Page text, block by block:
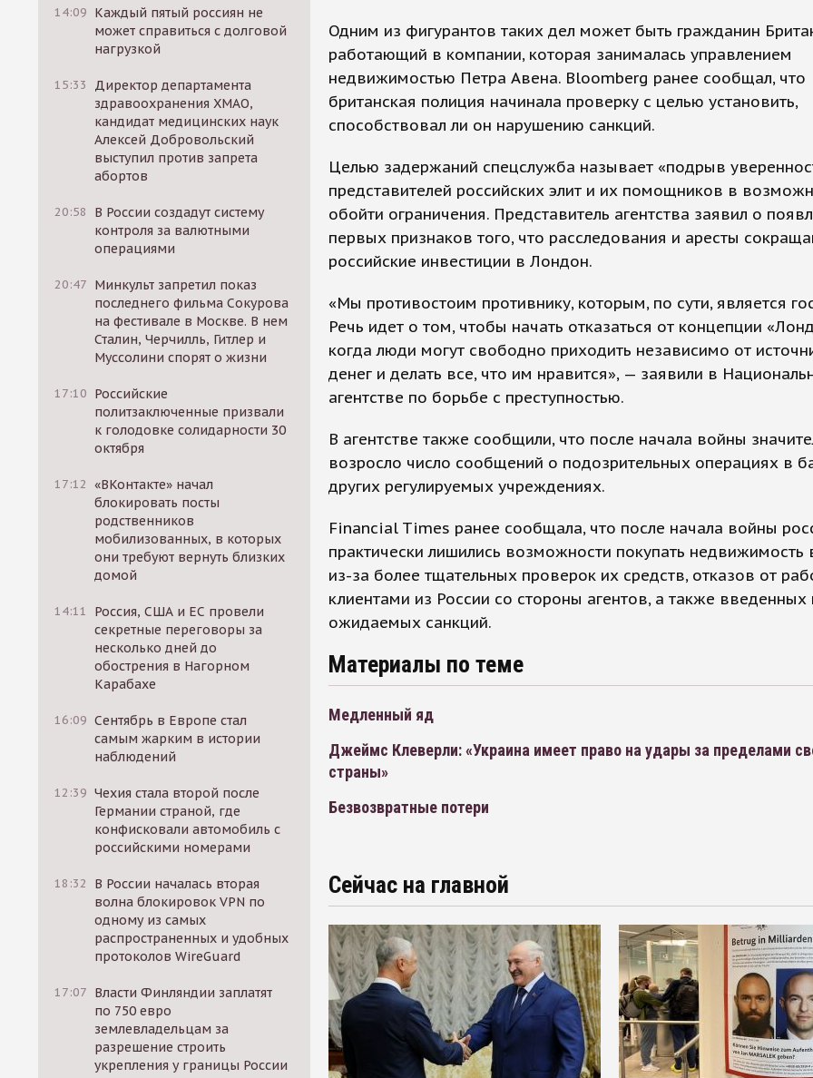
14:09 Каждый пятый россиян не
может справиться с долговой
нагрузкой
15:33
Директор департамента
здравоохранения ХМАО,
кандидат медицинских наук
Алексей Добровольский
выступил против запрета
абортов
20:58
В России создадут систему
контроля за валютными
операциями
20:47 Минкульт запретил показ
последнего фильма Сокурова
на фестивале в Москве. В нем
Сталин, Черчилль, Гитлер и
Муссолини спорят о жизни
17:10 Российские
политзаключенные призвали
к голодовке солидарности 30
октября
17:12 «ВКонтакте» начал
блокировать посты
родственников
мобилизованных, в которых
они требуют вернуть близких
домой
14:11
Россия, США и ЕС провели
секретные переговоры за
несколько дней до
обострения в Нагорном
Карабахе
16:09 Сентябрь в Европе стал
самым жарким в истории
наблюдений
12:39 Чехия стала второй после
Германии страной, где
конфисковали автомобиль с
российскими номерами
18:32
В России началась вторая
волна блокировок VPN по
одному из самых
распространенных и удобных
протоколов WireGuard
17:07 Власти Финляндии заплатят
по 750 евро
землевладельцам за
разрешение строить
укрепления у границы России
Одним из фигурантов таких дел может быть гражданин
работающий в компании, которая занималась управлением
недвижимостью Петра Авена. Bloomberg ранее сообщал, что
британская полиция начинала проверку с целью установить,
способствовал ли он нарушению санкций.
Целью задержаний спецслужба называет «подрыв
представителей российских элит и их помощников в
обойти ограничения. Представитель агентства заявил о
первых признаков того, что расследования и аресты
российские инвестиции в Лондон.
«Мы противостоим противнику, которым, по сути, является
Речь идет о том, чтобы начать отказаться от концепции
когда люди могут свободно приходить независимо от
денег и делать все, что им нравится», — заявили в
агентстве по борьбе с преступностью.
В агентстве также сообщили, что после начала войны
возросло число сообщений о подозрительных операциях в
других регулируемых учреждениях.
Financial Times ранее сообщала, что после начала войны
практически лишились возможности покупать
из-за более тщательных проверок их средств, отказов от
клиентами из России со стороны агентов, а также введенных
ожидаемых санкций.
Материалы по теме
Медленный яд
Джеймс Клеверли: «Украина имеет право на удары за пределами
страны»
Безвозвратные потери
Сейчас на главной